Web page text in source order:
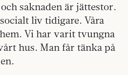
saknaden är jättestor.
liv tidigare. Våra
Vi har varit tvungna
hus. Man får tänka på